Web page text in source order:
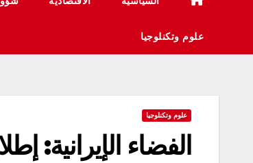
علوم وتكنلوجيا
علوم وتكنلوجيا
الفضاء الإيرانية: